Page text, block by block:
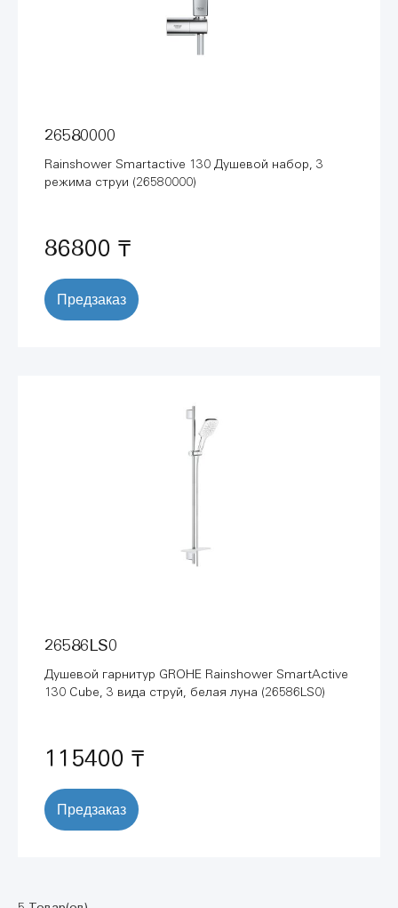
26580000
Rainshower Smartactive 130 Душевой набор, 3
режима струи (26580000)
86800 ₸
Предзаказ
26586LS0
Душевой гарнитур GROHE Rainshower SmartActive
130 Cube, 3 вида струй, белая луна (26586LS0)
115400 ₸
Предзаказ